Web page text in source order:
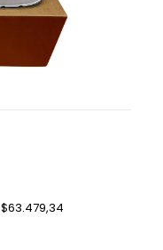
$63.479,34